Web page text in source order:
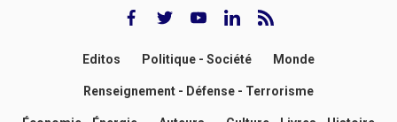
facebooktwitteryoutubeLinkedinrss feed
Editos Politique - Société Monde
Renseignement - Défense - Terrorisme